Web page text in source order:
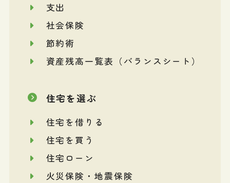
支出
社会保険
節約術
資産残高一覧表（バランスシート）
住宅を選ぶ
住宅を借りる
住宅を買う
住宅ローン
火災保険・地震保険